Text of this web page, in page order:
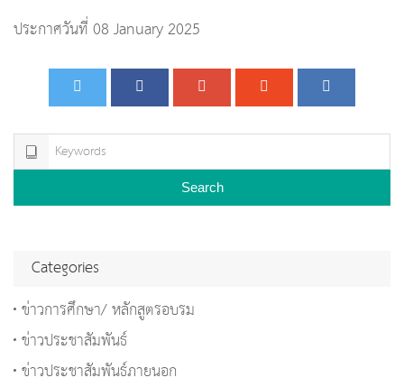
ประกาศวันที่ 08 January 2025
Search
Categories
ข่าวการศึกษา/ หลักสูตรอบรม
ข่าวประชาสัมพันธ์
ข่าวประชาสัมพันธ์ภายนอก